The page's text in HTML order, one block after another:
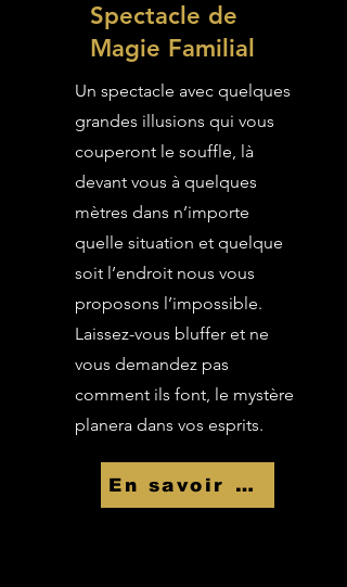
Spectacle de
Magie Familial
Un spectacle avec quelques
grandes illusions qui vous
couperont le souffle, là
devant vous à quelques
mètres dans n’importe
quelle situation et quelque
soit l’endroit nous vous
proposons l’impossible.
Laissez-vous bluffer et ne
vous demandez pas
comment ils font, le mystère
planera dans vos esprits.
En savoir Plus